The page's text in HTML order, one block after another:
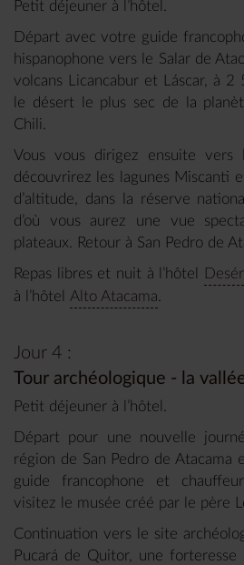
Petit déjeuner à l’hôtel.
Départ avec votre guide
hispanophone vers le Salar de
volcans Licancabur et Láscar, à 2
le désert le plus sec de la
Chili.
Vous vous dirigez ensuite
découvrirez les lagunes Miscanti
d’altitude, dans la réserve
d’où vous aurez une vue
plateaux. Retour à San Pedro de
Repas libres et nuit à l’hôtel
à l’hôtel Alto Atacama
Jour 4 :
Tour archéologique - la
Petit déjeuner à l’hôtel.
Départ pour une nouvelle
région de San Pedro de Atacama
guide francophone et
visitez le musée créé par le père
Continuation vers le site
Pucará de Quitor, une